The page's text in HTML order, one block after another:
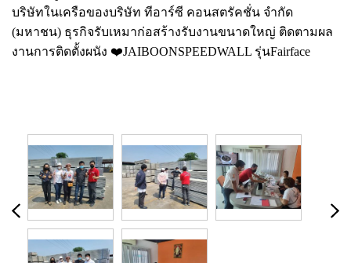
บริษัทในเครือของบริษัท ทีอาร์ซี คอนสตรัคชั่น จำกัด
(มหาชน) ธุรกิจรับเหมาก่อสร้างรับงานขนาดใหญ่ ติดตามผล
งานการติดตั้งผนัง ❤️JAIBOONSPEEDWALL รุ่นFairface